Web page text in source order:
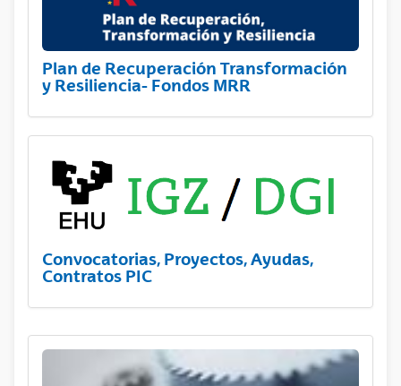
Plan de Recuperación Transformación
y Resiliencia- Fondos MRR
Convocatorias, Proyectos, Ayudas,
Contratos PIC